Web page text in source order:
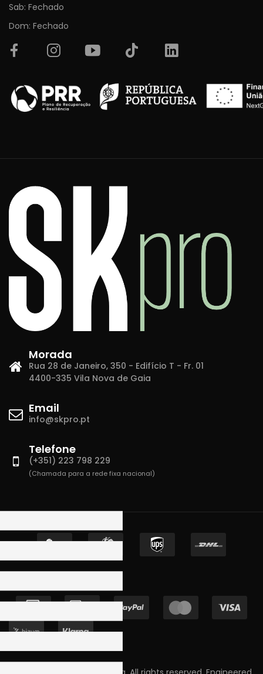
Sab: Fechado
Dom: Fechado
Morada
Rua 28 de Janeiro, 350 - Edifício T - Fr. 01
4400-335 Vila Nova de Gaia
Email
info@skpro.pt
Telefone
(+351) 223 798 229
(Chamada para a rede fixa nacional)